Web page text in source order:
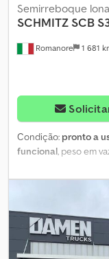
Romanore 1 681
Semirreboque
SCHMITZ SCB
Condição: pronto a
funcional , peso em
comprimento do
suspensão:
entre eixos:1 310 mm
Equipamento:ABS
SISTEMA DE COBRIR/